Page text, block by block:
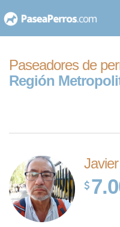
al
Paseadores de
Región